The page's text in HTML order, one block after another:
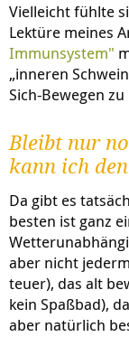
Vielleicht fühlte
Lektüre meines
Immunsystem"
„inneren
Sich-Bewegen
Bleibt nur
kann ich
Da gibt es
besten ist ganz
aber nicht
teuer), das alt
kein Spaßbad),
aber natürlich